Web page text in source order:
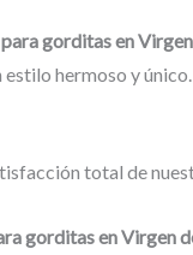
gorditas en
hermoso y
total de
gorditas en Virgen